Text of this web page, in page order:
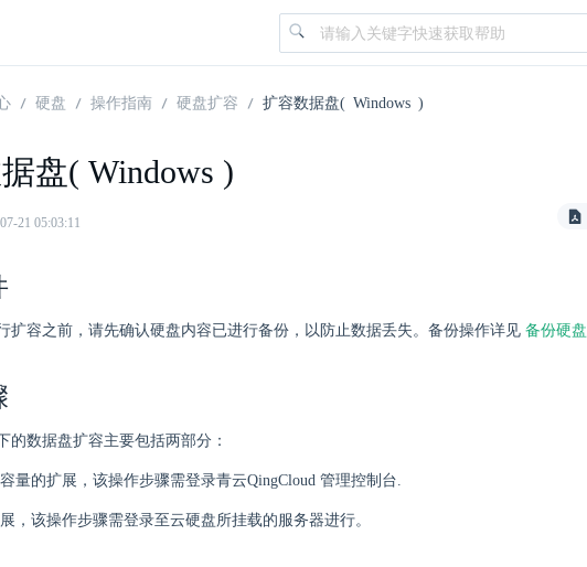
硬盘 操作指南 硬盘扩容 扩容数据盘( Windows )
盘( Windows )
21 05:03:11
扩容之前，请先确认硬盘内容已进行备份，以防止数据丢失。备份操作详见 备份硬盘
的数据盘扩容主要包括两部分：
量的扩展，该操作步骤需登录青云QingCloud 管理控制台.
，该操作步骤需登录至云硬盘所挂载的服务器进行。